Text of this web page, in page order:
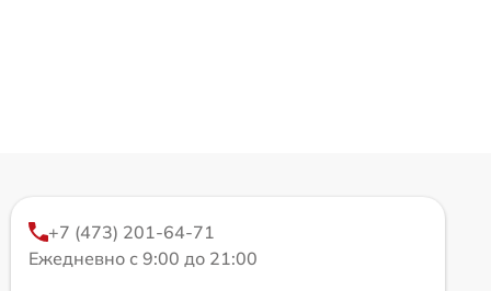
+7 (473) 201-64-71
Ежедневно с 9:00 до 21:00